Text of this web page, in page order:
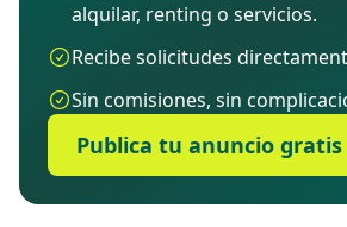
alquilar, renting o servicios.
Recibe solicitudes
Sin comisiones, sin
Publica tu anuncio gratis